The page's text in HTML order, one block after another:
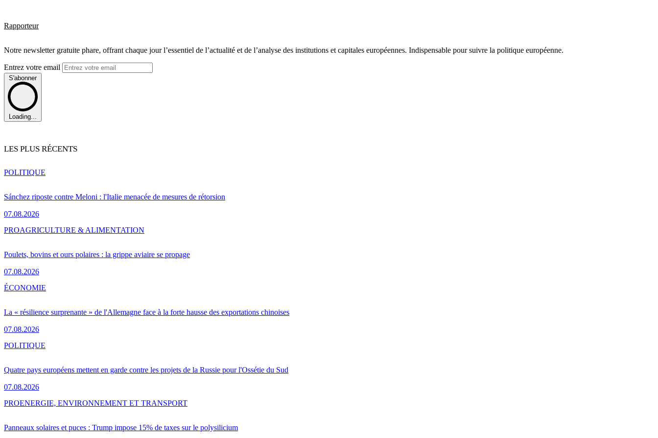
Rapporteur
Notre newsletter gratuite phare, offrant chaque jour l’essentiel de l’actualité et de l’analyse des institutions et capitales européennes. Indispensable pour suivre la politique européenne.
Entrez votre email
S'abonner
Loading...
LES PLUS RÉCENTS
Sánchez riposte contre Meloni : l'Italie menacée de mesures de rétorsion
07.08.2026
POLITIQUE
Poulets, bovins et ours polaires : la grippe aviaire se propage
07.08.2026
PROAGRICULTURE & ALIMENTATION
La « résilience surprenante » de l'Allemagne face à la forte hausse des exportations chinoises
07.08.2026
ÉCONOMIE
Quatre pays européens mettent en garde contre les projets de la Russie pour l'Ossétie du Sud
07.08.2026
POLITIQUE
Panneaux solaires et puces : Trump impose 15% de taxes sur le polysilicium
PROENERGIE, ENVIRONNEMENT ET TRANSPORT